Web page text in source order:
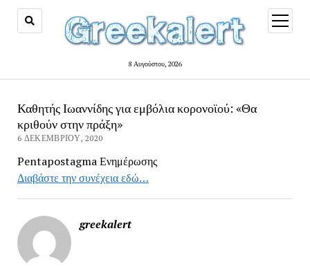
8 Αυγούστου, 2026
open
menu
Καθητής Ιωαννίδης για εμβόλια κορονοϊού: «Θα
κριθούν στην πράξη»
6 ΔΕΚΕΜΒΡΊΟΥ, 2020
Pentapostagma Ενημέρωσης
Διαβάστε την συνέχεια εδώ…
greekalert